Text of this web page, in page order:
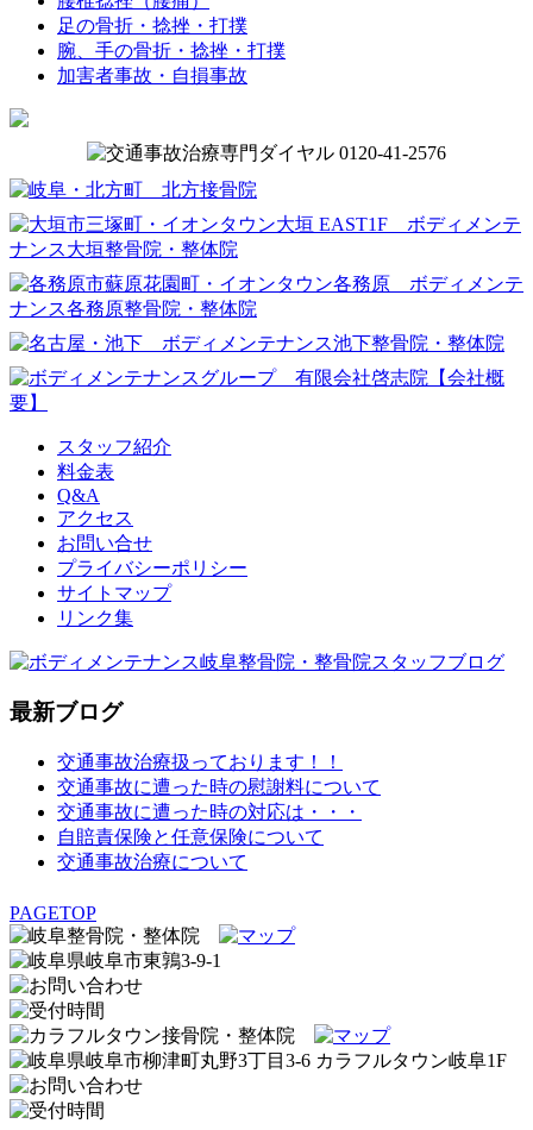
足の骨折・捻挫・打撲
腕、手の骨折・捻挫・打撲
加害者事故・自損事故
スタッフ紹介
料金表
Q&A
アクセス
お問い合せ
プライバシーポリシー
サイトマップ
リンク集
最新ブログ
交通事故治療扱っております！！
交通事故に遭った時の慰謝料について
交通事故に遭った時の対応は・・・
自賠責保険と任意保険について
交通事故治療について
PAGETOP